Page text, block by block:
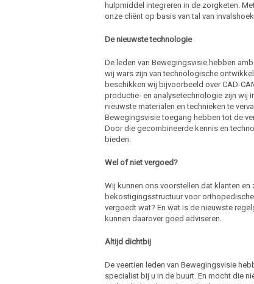
hulpmiddel integreren in de zorgketen.
onze cliënt op basis van tal van
De nieuwste technologie
De leden van Bewegingsvisie hebben
wij wars zijn van technologische
beschikken wij bijvoorbeeld over CAD-
productie- en analysetechnologie zijn wij
nieuwste materialen en technieken te
Bewegingsvisie toegang hebben tot de
Door die gecombineerde kennis en
bieden.
Wel of niet vergoed?
Wij kunnen ons voorstellen dat klanten
bekostigingsstructuur voor
vergoedt wat? En wat is de nieuwste
kunnen daarover goed adviseren.
Altijd dichtbij
De veertien leden van Bewegingsvisie
specialist bij u in de buurt. En mocht die